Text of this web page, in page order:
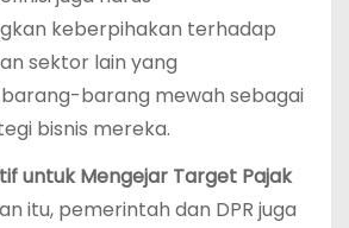
keberpihakan terhadap
sektor lain yang
barang mewah sebagai
bisnis mereka.
untuk Mengejar Target Pajak
itu, pemerintah dan DPR juga